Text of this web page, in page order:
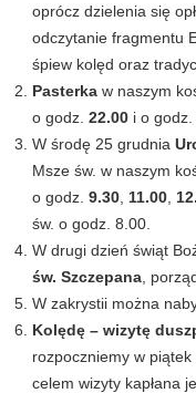
oprócz dzielenia się
odczytanie fragmentu
śpiew kolęd oraz
Pasterka w naszym
o godz.22.00 i o
W środę 25 grudnia
Msze św. w naszym
o godz.9.30 11.00
św. o godz. 8.00.
W drugi dzień świąt
św. Szczepana ,
W zakrystii można
Kolędę – wizytę
rozpoczniemy w
celem wizyty kapłana